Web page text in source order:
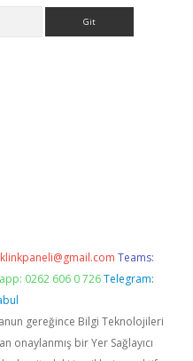
Teams:
0262 606 0 726 Telegram:
gereğince Bilgi Teknolojileri
onaylanmış bir Yer Sağlayıcı